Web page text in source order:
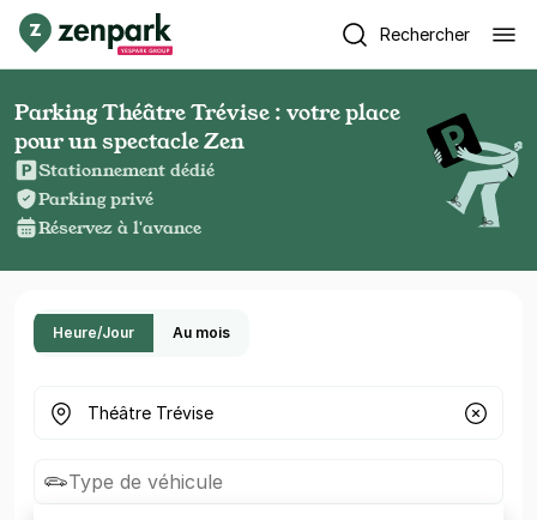
Rechercher
Parking Théâtre Trévise : votre place
pour un spectacle Zen
Stationnement dédié
Parking privé
Réservez à l'avance
Heure/Jour Au mois
Où cherchez-vous un parking ?
Type de véhicule